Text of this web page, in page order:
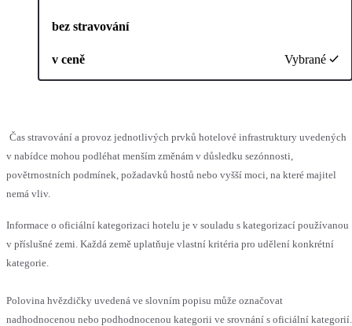
bez stravování
v ceně Vybrané
Čas stravování a provoz jednotlivých prvků hotelové infrastruktury uvedených
v nabídce mohou podléhat menším změnám v důsledku sezónnosti,
povětrnostních podmínek, požadavků hostů nebo vyšší moci, na které majitel
nemá vliv.
Informace o oficiální kategorizaci hotelu je v souladu s kategorizací používanou
v příslušné zemi. Každá země uplatňuje vlastní kritéria pro udělení konkrétní
kategorie.
Polovina hvězdičky uvedená ve slovním popisu může označovat
nadhodnocenou nebo podhodnocenou kategorii ve srovnání s oficiální kategorií.